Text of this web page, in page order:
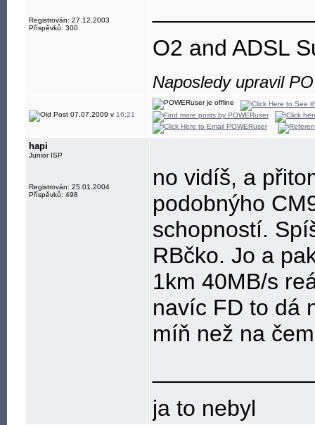
Registrován: 27.12.2003
Příspěvků: 300
O2 and ADSL
Naposledy upravil
07.07.2009 v 16:21
hapi
Junior ISP
Registrován: 25.01.2004
Příspěvků: 498
no vidíš, a
podobnýho
schopností.
RBčko. Jo a
1km 40MB/s
navíc FD to dá
míň než na
ja to nebyl